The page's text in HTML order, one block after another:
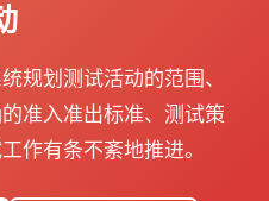
规划测试活动的范围、
准入准出标准、测试策
作有条不紊地推进。